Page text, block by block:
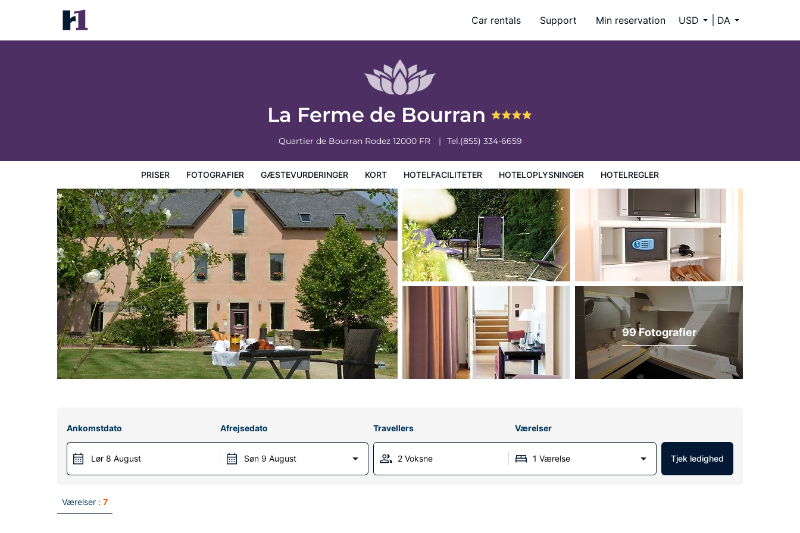
Car rentals Support Min reservation USD DA
La Ferme de Bourran
Quartier de Bourran Rodez 12000 FR Tel.(855) 334-6659
PRISER FOTOGRAFIER GÆSTEVURDERINGER KORT HOTELFACILITETER HOTELOPLYSNINGER HOTELREGLER
La Ferme de Bourran
Priser
99 Fotografier
Ankomstdato
Lør 8 August
Afrejsedato
Søn 9 August
Travellers Værelser
2 Voksne 1 Værelse Tjek ledighed
Værelser : 7